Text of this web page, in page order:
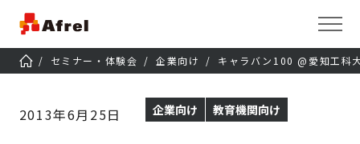
セミナー・体験会 企業向け キャラバン100 @愛知工科
2013年6月25日 企業向け 教育機関向け